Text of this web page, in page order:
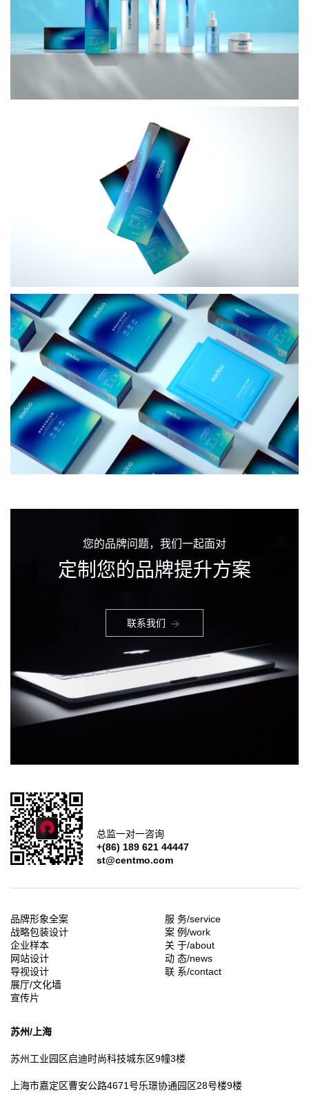
您的品牌问题，我们一起面对
定制您的品牌提升方案
联系我们
总监一对一咨询
+(86) 189 621 44447
st@centmo.com
品牌形象全案
战略包装设计
企业样本
网站设计
导视设计
展厅/文化墙
宣传片
服 务/service
案 例/work
关 于/about
动 态/news
联 系/contact
苏州/上海
苏州工业园区启迪时尚科技城东区9幢3楼
上海市嘉定区曹安公路4671号乐璟协通园区28号楼9楼